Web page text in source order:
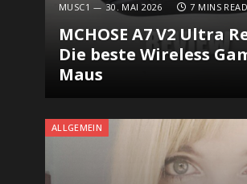
MUSC1 30. MAI 2026 7 MINS READ
MCHOSE A7 V2 Ultra
Die beste Wireless
Maus
ALLGEMEIN